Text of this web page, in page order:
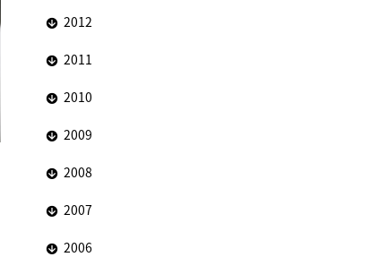
2012
2011
2010
2009
2008
2007
2006